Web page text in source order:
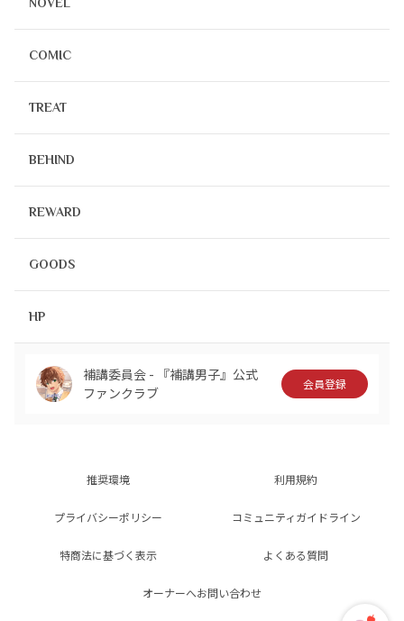
NOVEL
COMIC
TREAT
BEHIND
REWARD
GOODS
HP
補講委員会 - 『補講男子』公式
ファンクラブ
会員登録
推奨環境 利用規約
プライバシーポリシー コミュニティガイドライン
特商法に基づく表示 よくある質問
オーナーへお問い合わせ